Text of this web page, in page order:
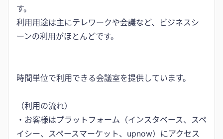
す。
利用用途は主にテレワークや会議など、ビジネスシ
ーンの利用がほとんどです。
時間単位で利用できる会議室を提供しています。
（利用の流れ）
・お客様はプラットフォーム（インスタベース、スペ
イシー、スペースマーケット、upnow）にアクセス